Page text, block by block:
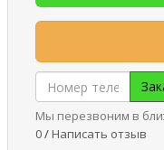
Мы перезвоним в
0/ Написать отзыв